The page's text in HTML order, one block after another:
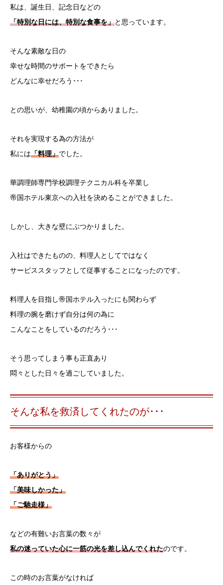
私は、誕生日、記念日などの
「特別な日には、特別な食事を」と思っています。
そんな素敵な日の
幸せな時間のサポートをできたら
どんなに幸せだろう･･･
との思いが、幼稚園の頃からありました。
それを実現する為の方法が
私には「料理」でした。
華調理師専門学校調理テクニカル科を卒業し
帝国ホテル東京への入社を決めることができました。
しかし、大きな壁にぶつかりました。
入社はできたものの、料理人としてではなく
サービススタッフとして従事することになったのです。
料理人を目指し帝国ホテル入ったにも関わらず
料理の腕を磨けず自分は何の為に
こんなことをしているのだろう･･･
そう思ってしまう事も正直あり
悶々とした日々を過ごしていました。
そんな私を救済してくれたのが･･･
お客様からの
「ありがとう」
「美味しかった」
「ご馳走様」
などの有難いお言葉の数々が
私の迷っていた心に一筋の光を差し込んでくれたのです。
この時のお言葉がなければ